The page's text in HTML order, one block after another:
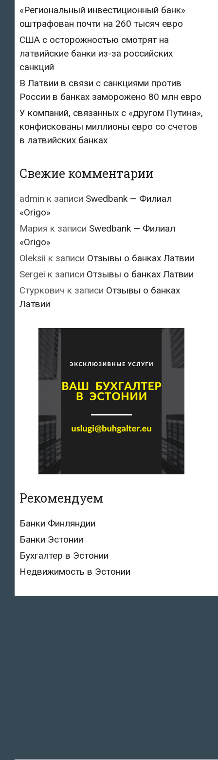
«Региональный инвестиционный банк»
оштрафован почти на 260 тысяч евро
США с осторожностью смотрят на
латвийские банки из-за российских
санкций
В Латвии в связи с санкциями против
России в банках заморожено 80 млн евро
У компаний, связанных с «другом Путина»,
конфискованы миллионы евро со счетов
в латвийских банках
Свежие комментарии
admin к записи Swedbank — Филиал
«Origo»
Мария к записи Swedbank — Филиал
«Origo»
Oleksii к записи Отзывы о банках Латвии
Sergei к записи Отзывы о банках Латвии
Стуркович к записи Отзывы о банках
Латвии
Рекомендуем
Банки Финляндии
Банки Эстонии
Бухгалтер в Эстонии
Недвижимость в Эстонии